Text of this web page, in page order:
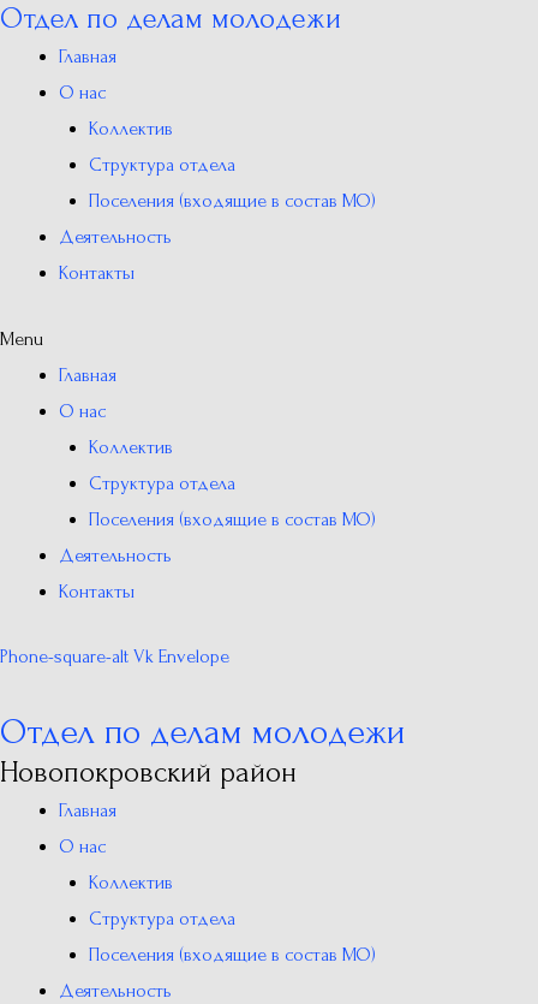
Перейти
содержимому
Отдел по делам молодежи
Главная
О нас
Коллектив
Структура отдела
Поселения (входящие в состав МО)
Деятельность
Контакты
Menu
Главная
О нас
Коллектив
Структура отдела
Поселения (входящие в состав МО)
Деятельность
Контакты
Phone-square-alt Vk Envelope
Отдел по делам молодежи
Новопокровский район
Главная
О нас
Коллектив
Структура отдела
Поселения (входящие в состав МО)
Деятельность